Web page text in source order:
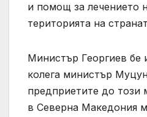
и помощ за лечението
територията на
Министър Георгиев бе
колега министър
предприетите до този
в Северна Македония